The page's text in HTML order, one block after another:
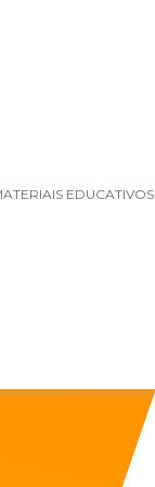
EDUCATIVOS